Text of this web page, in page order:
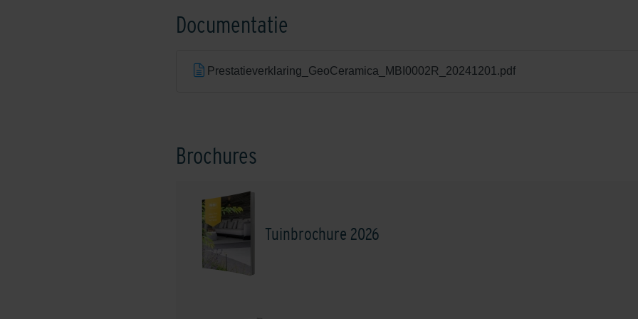
Documentatie
Prestatieverklaring_GeoCeramica_MBI0002R_20241201.pdf
Brochures
Tuinbrochure 2026